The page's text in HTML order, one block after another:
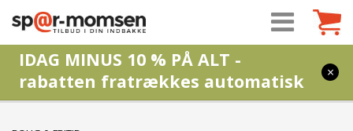
IDAG MINUS 10 % PÅ ALT -
rabatten fratrækkes automatisk
×